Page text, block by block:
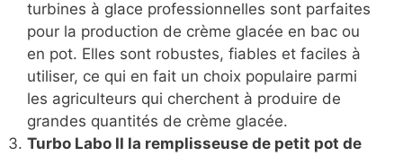
turbines à glace professionnelles sont parfaites
pour la production de crème glacée en bac ou
en pot. Elles sont robustes, fiables et faciles à
utiliser, ce qui en fait un choix populaire parmi
les agriculteurs qui cherchent à produire de
grandes quantités de crème glacée.
Turbo Labo II la remplisseuse de petit pot de